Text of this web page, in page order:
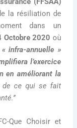
la résiliation de
dans un
Octobre 2020 où
infra-annuelle »
l’exercice
en améliorant la
de ce qui se fait
Que Choisir et